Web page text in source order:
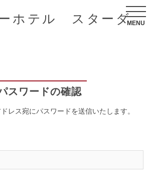
ホテル スターダMENU
スワードの確認
レス宛にパスワードを送信いたします。